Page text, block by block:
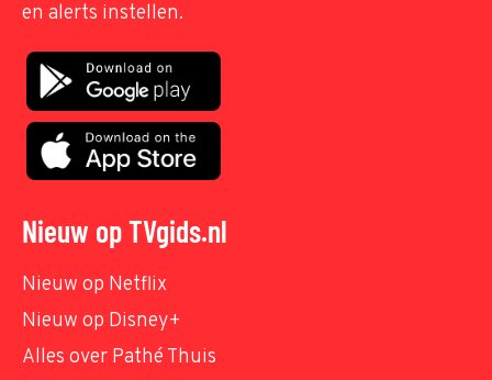
en alerts instellen.
Nieuw op TVgids.nl
Nieuw op Netflix
Nieuw op Disney+
Alles over Pathé Thuis